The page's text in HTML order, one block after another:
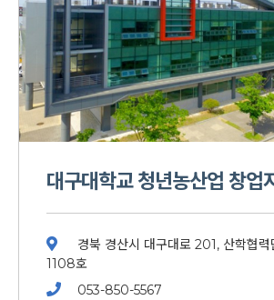
대구대학교청년농산업 창업
경북 경산시 대구대로 201, 산학협력
1108호
053-850-5567